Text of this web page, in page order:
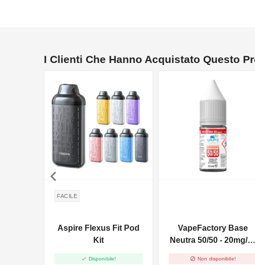
I Clienti Che Hanno Acquistato Questo
FACILE
Aspire Flexus Fit Pod
Kit
 Disponibile!
VapeFactory Base
Neutra 50/50 - 20mg/ml
 Non disponibile!
NON DISPONIBILE
